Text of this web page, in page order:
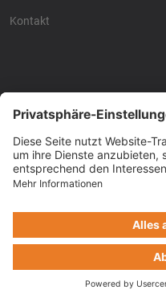
Kontakt
Racing4fun - Alles über
Copyright © Racing4Fun 2024